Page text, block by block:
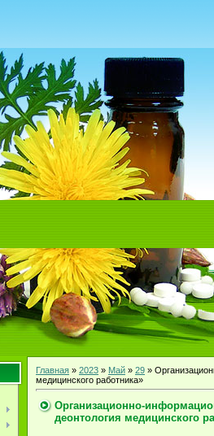
Главная » 2023 » Май » 29 »
медицинского работника»
Организационно-
деонтология медицинского